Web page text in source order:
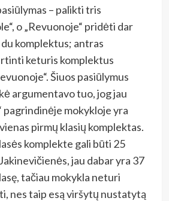
– palikti tris
o „Revuonoje“ pridėti dar
komplektus; antras
keturis komplektus
Šiuos pasiūlymus
argumentavo tuo, jog jau
pagrindinėje mokykloje yra
pirmų klasių komplektas.
komplekte gali būti 25
jau dabar yra 37
tačiau mokykla neturi
nes taip esą viršytų nustatytą